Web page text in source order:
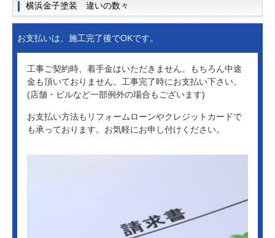
横浜金子塗装 違いの数々
お支払いは、施工完了後でOKです。
工事ご契約時、着手金はいただきません。もちろん中途
金も頂いておりません。工事完了時にお支払い下さい。
(店舗・ビルなど一部例外の場合もございます)
お支払い方法もリフォームローンやクレジットカードで
も承っております。お気軽にお申し付けください。